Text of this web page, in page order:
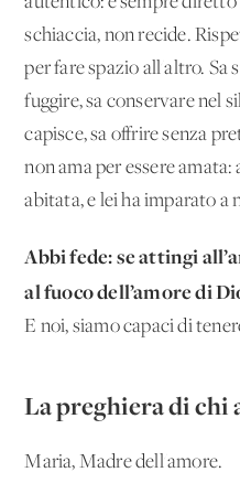
schiaccia, non recide.
per fare spazio all'altro. Sa
fuggire, sa conservare nel
capisce, sa offrire senza
non ama per essere
abitata, e lei ha imparato a
Abbi fede: se attingi
al fuoco dell’amore di
E noi, siamo capaci di
La preghiera di chi
Maria, Madre dell'amore.